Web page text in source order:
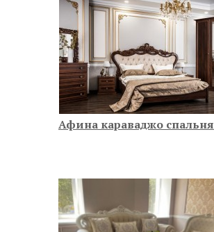
Афина караваджо спальня